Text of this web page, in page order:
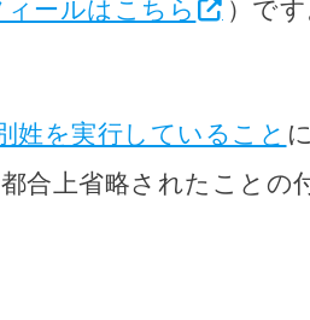
ールはこちら ）です
姓を実行していること
合上省略されたことの